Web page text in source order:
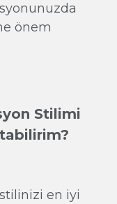
önem
Stilimi
en iyi